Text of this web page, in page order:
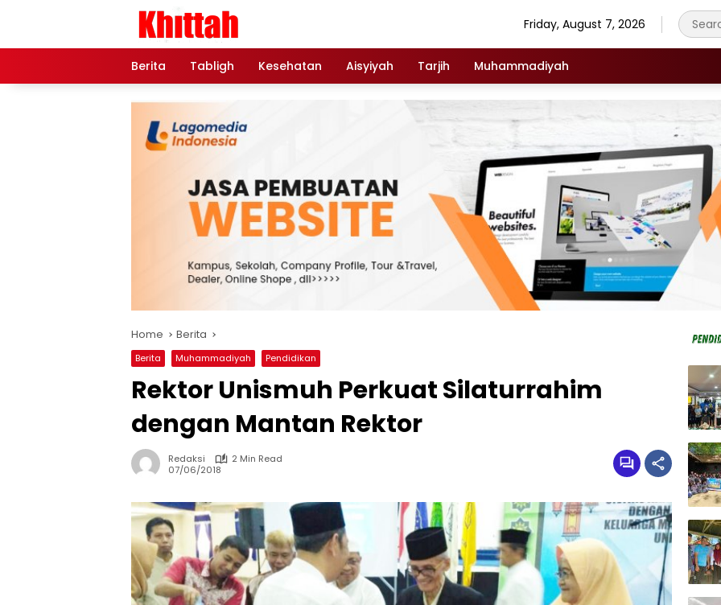
Friday, August 7, 2026
Berita Tabligh Kesehatan Aisyiyah Tarjih Muhammadiyah
Home Berita
Berita Muhammadiyah Pendidikan
Rektor Unismuh Perkuat Silaturrahim
dengan Mantan Rektor
Redaksi
2 Min Read
07/06/2018